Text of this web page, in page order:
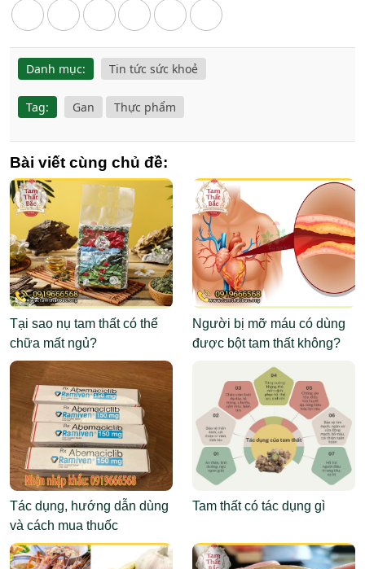
Danh mục: Tin tức sức khoẻ
Tag: Gan Thực phẩm
Bài viết cùng chủ đề:
Tại sao nụ tam thất có thể
chữa mất ngủ?
Người bị mỡ máu có dùng
được bột tam thất không?
Tác dụng, hướng dẫn dùng
và cách mua thuốc
Abemaciclib
Tam thất có tác dụng gì